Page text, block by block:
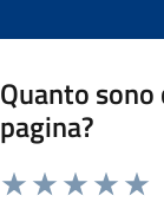
Quanto
pagina?